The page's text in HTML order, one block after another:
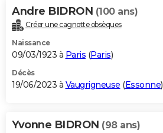
Andre BIDRON (100 ans)
Créer une cagnotte obsèques
Naissance
09/03/1923 à Paris (Paris)
Décès
19/06/2023 à Vaugrigneuse (Essonne)
Yvonne BIDRON (98 ans)